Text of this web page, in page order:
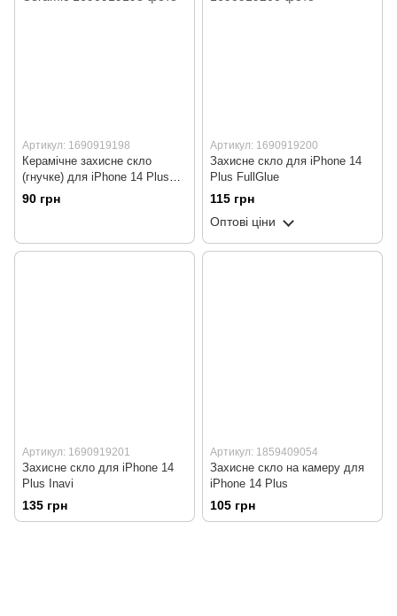
Артикул: 1690919198
Керамічне захисне скло
(гнучке) для iPhone 14 Plus
Ceramic
90 грн
Артикул: 1690919200
Захисне скло для iPhone 14
Plus FullGlue
115 грн
Оптові ціни
Артикул: 1690919201
Захисне скло для iPhone 14
Plus Inavi
135 грн
Артикул: 1859409054
Захисне скло на камеру для
iPhone 14 Plus
105 грн